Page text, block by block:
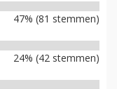
47% (81 stemmen)
24% (42 stemmen)